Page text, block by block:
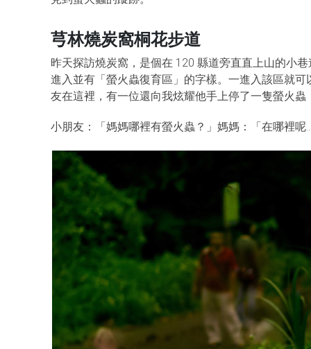
芎林燒炭窩桐花步道
昨天探訪燒炭窩，是個在 120 縣道旁直直上山的小
進入並有「螢火蟲復育區」的字樣。一進入該區就
友在這裡，有一位還向我炫耀他手上停了一隻螢火
小朋友：「媽媽哪裡有螢火蟲？」媽媽：「在哪裡呢